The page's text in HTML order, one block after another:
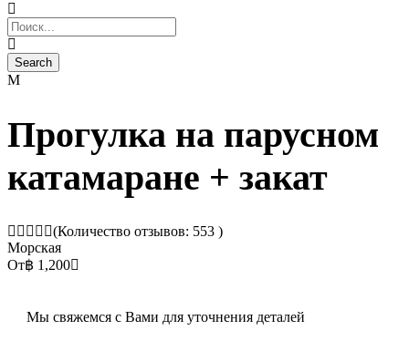
Прогулка на парусном
катамаране + закат
(Количество отзывов: 553 )
Морская
От฿ 1,200
Мы свяжемся с Вами для уточнения деталей